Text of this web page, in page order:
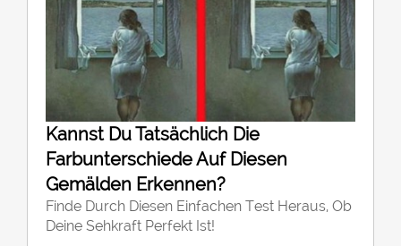
Kannst Du Tatsächlich Die
Farbunterschiede Auf Diesen
Gemälden Erkennen?
Finde Durch Diesen Einfachen Test Heraus, Ob
Deine Sehkraft Perfekt Ist!